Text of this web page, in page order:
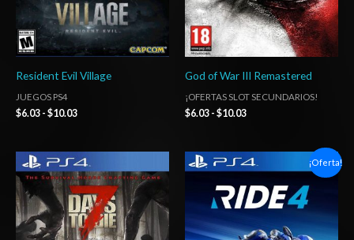
Resident Evil Village
JUEGOS PS4
$6.03 - $10.03
God of War III Remastered
¡OFERTAS SLOT SECUNDARIOS!
$6.03 - $10.03
Rango
de
precios:
desde
$15.03
hasta
$24.03
¡Oferta!
Rango
de
precios:
desde
$6.03
hasta
$10.03